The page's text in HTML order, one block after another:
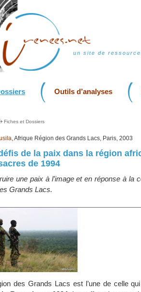
un site de
Outils d’analyses
Fiches et Dossiers
, Afrique Région des Grands Lacs, Paris, 2003
de la paix dans la région
de 1994
une paix à l’image et en réponse à la
Grands Lacs.
des Grands Lacs est l’une de celle